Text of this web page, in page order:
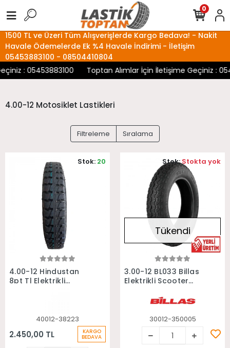
1500 TL ve Üzeri Tüm Alışverişlerde Kargo Bedava! - Nakit
Havale Ödemelerde Ek %4 Havale İndirimi - İletişim
05453883100 - 08504410804
: 05453883100
Toptan Alımlar İçin İletişime Geçiniz :
0
4.00-12 Motosiklet Lastikleri
Filtreleme Sıralama
Sepete Ekle
4.00-12 Hindustan
8pt Tl Elektrikli
40012-38223
2.450,00 TL KARGO
BEDAVA
Stok: 20
Stokta Yok
Tükendi
3.00-12 BL033 Billas
Elektrikli Scooter
30012-350005
Stok:Stokta yok